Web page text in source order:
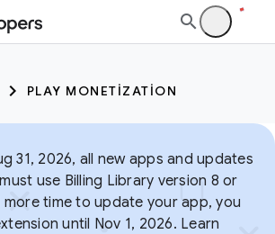
PLAY MONETIZATION
31, 2026, all new apps and updates
use Billing Library version 8 or
time to update your app, you
until Nov 1, 2026. Learn